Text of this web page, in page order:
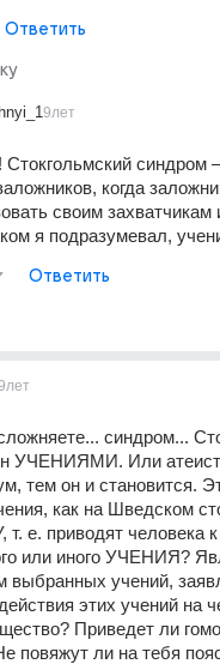
Ответить
9лет
синдром
когда
своим
я подразумевал,
Ответить
синдром...
УЧЕНИЯМИ. Или
тем он и становится.
как на Шведском
т. е. приводят
или иного УЧЕНИЯ?
выбранных учений,
этих учений на
Приведет ли
повяжут ли на тебя